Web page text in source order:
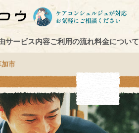
サービス内容ご利用の流れ料金について
加市